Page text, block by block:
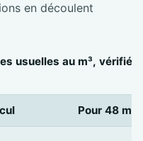
en découlent
usuelles au m³,
Pour 48 m³